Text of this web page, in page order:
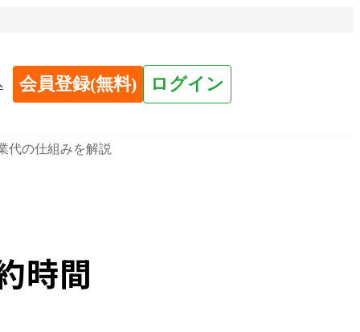
会員登録(無料) ログイン
代の仕組みを解説
時間